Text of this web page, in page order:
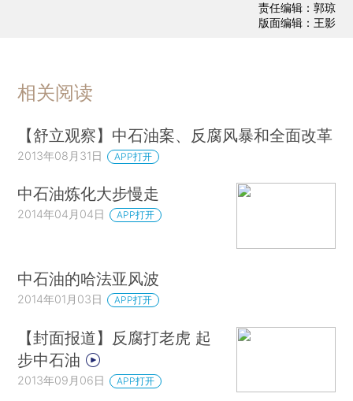
责任编辑：郭琼
版面编辑：王影
相关阅读
【舒立观察】中石油案、反腐风暴和全面改革
2013年08月31日 APP打开
中石油炼化大步慢走
2014年04月04日 APP打开
中石油的哈法亚风波
2014年01月03日 APP打开
【封面报道】反腐打老虎 起
步中石油
2013年09月06日 APP打开